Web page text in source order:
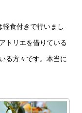
食付きで行いまし
トリエを借りている
る方々です。本当に